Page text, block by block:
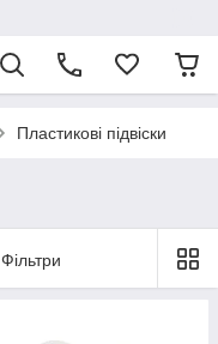
Пластикові підвіски
Фільтри